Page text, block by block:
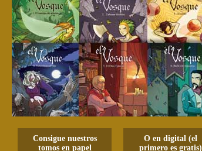
Consigue nuestros
tomos en papel
O en digital (el
primero es gratis)